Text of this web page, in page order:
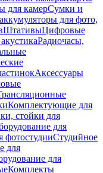
для камерСумки и
для фото,
ШтативыЦифровые
Радиочасы,
Аксессуары
Комплектующие для
стойки для
для
фотостудииСтудийное
для
для
Комплекты